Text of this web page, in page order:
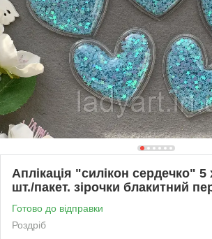
Аплікація "силікон сердечко" 5
шт./пакет. зірочки блакитний
Готово до відправки
Роздріб